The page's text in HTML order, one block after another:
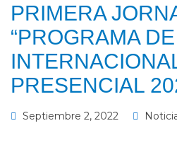
PRIMERA
“PROGRAMA
PRESENCIAL
Septiembre 2, 2022